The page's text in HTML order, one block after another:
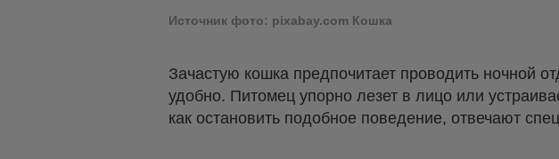
Источник фото: pixabay.com Кошка
Зачастую кошка предпочитает проводить ночной
удобно. Питомец упорно лезет в лицо или
как остановить подобное поведение, отвечают